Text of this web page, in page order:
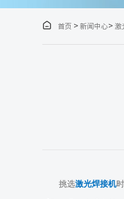
 首页 > 新闻中心> 激
挑选激光焊接机